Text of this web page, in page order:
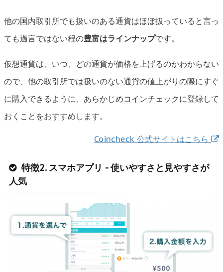
他の国内取引所でも扱いのある通貨はほぼ扱っていると言っ
ても過言ではない程の豊富はラインナップです。
仮想通貨は、いつ、どの通貨が価格を上げるのかわからない
ので、他の取引所では扱いのない通貨の値上がりの際にすぐ
に購入できるように、あらかじめコインチェックに登録して
おくことをおすすめします。
Coincheck 公式サイトはこちら
特徴2. スマホアプリ - 使いやすさと見やすさが
人気